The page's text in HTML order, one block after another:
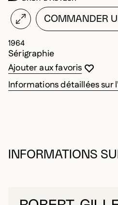
COMMANDER
1964
Sérigraphie
Vous devez
Fermer la modale
Ouvrir la modale
Ajouter aux favoris
Informations détaillées sur
INFORMATIONS